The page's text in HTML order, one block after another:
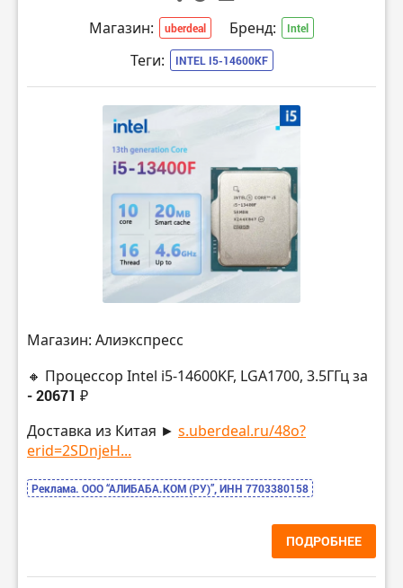
Магазин: uberdeal Бренд: Intel
Теги: INTEL I5-14600KF
Магазин: Алиэкспресс
🔸 Процессор Intel i5-14600KF, LGA1700, 3.5ГГц за
- 20671 ₽
Доставка из Китая ► s.uberdeal.ru/48o?
erid=2SDnjeH...
Реклама. ООО “АЛИБАБА.КОМ (РУ)”, ИНН 7703380158
ПОДРОБНЕЕ